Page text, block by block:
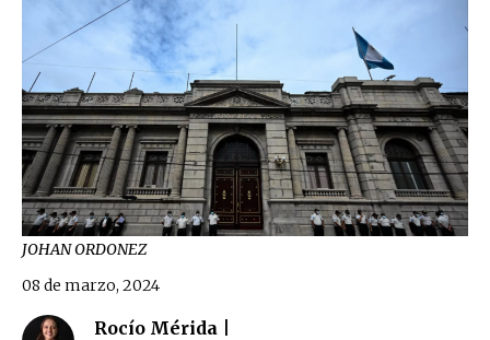
JOHAN ORDONEZ
Rocío Mérida |
08 de marzo, 2024